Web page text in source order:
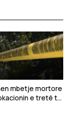
mbetje mortore
e tretë të